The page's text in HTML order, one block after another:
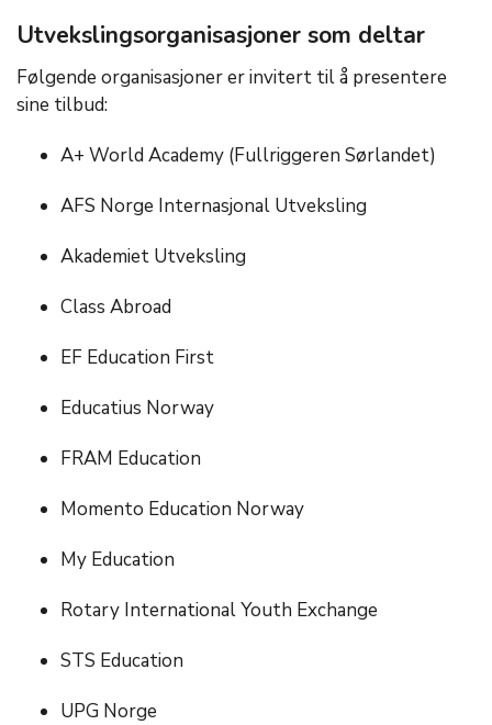
Utvekslingsorganisasjoner som deltar
Følgende organisasjoner er invitert til å presentere
sine tilbud:
A+ World Academy (Fullriggeren Sørlandet)
AFS Norge Internasjonal Utveksling
Akademiet Utveksling
Class Abroad
EF Education First
Educatius Norway
FRAM Education
Momento Education Norway
My Education
Rotary International Youth Exchange
STS Education
UPG Norge